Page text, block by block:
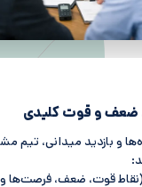
و بازدید میدانی، تیم